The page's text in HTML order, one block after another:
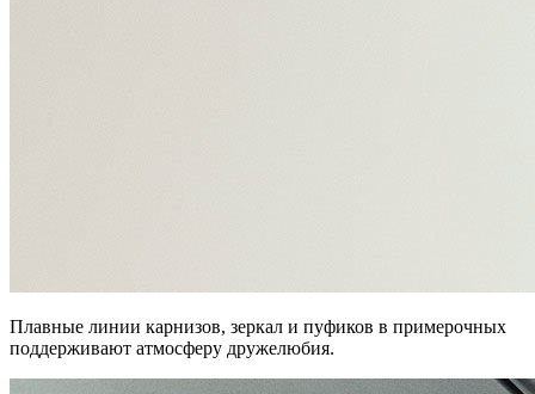
Плавные линии карнизов, зеркал и пуфиков в примерочных
поддерживают атмосферу дружелюбия.